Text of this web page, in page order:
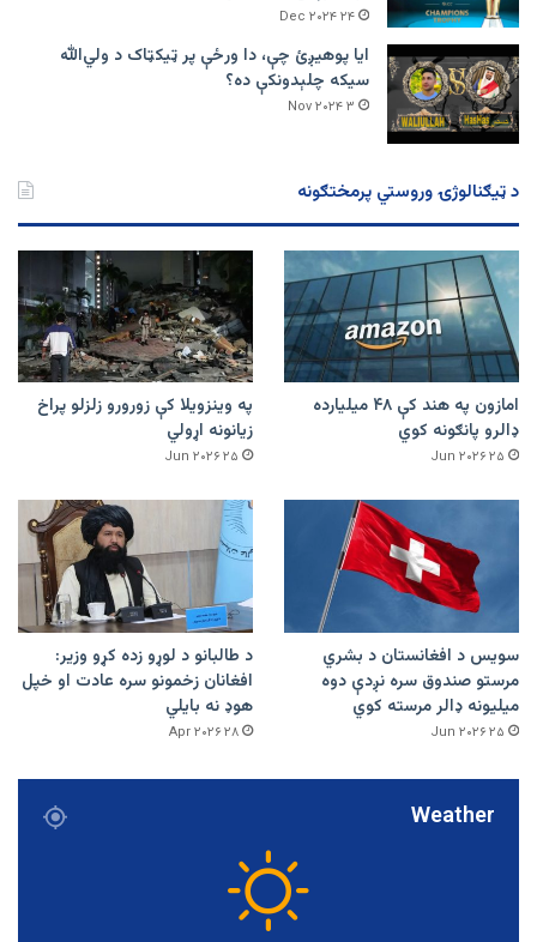
۲۴ Dec ۲۰۲۴
ایا پوهیږئ چې، دا ورځې پر ټيکټاک د ولي‌الله
سیکه چلېدونکې ده؟
۳ Nov ۲۰۲۴
د ټیګنالوژۍ وروستي پرمختګونه
امازون په هند کې ۴۸ میلیارده
ډالرو پانګونه کوي
۲۵ Jun ۲۰۲۶
په وینزویلا کې زورورو زلزلو پراخ
زیانونه اړولي
۲۵ Jun ۲۰۲۶
سویس د افغانستان د بشري
مرستو صندوق سره نږدې دوه
میلیونه ډالر مرسته کوي
۲۵ Jun ۲۰۲۶
د طالبانو د لوړو زده کړو وزیر:
افغانان زخمونو سره عادت او خپل
هوډ نه بایلي
۲۸ Apr ۲۰۲۶
Weather